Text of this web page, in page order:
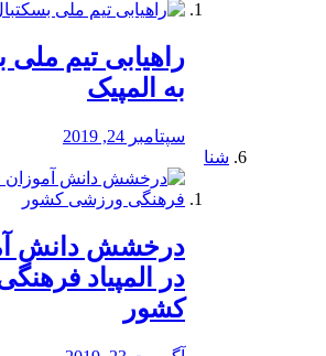
راهیابی تیم ملی
به المپیک
سپتامبر 24, 2019
شنا
درخشش دانش
در المپیاد
کشور